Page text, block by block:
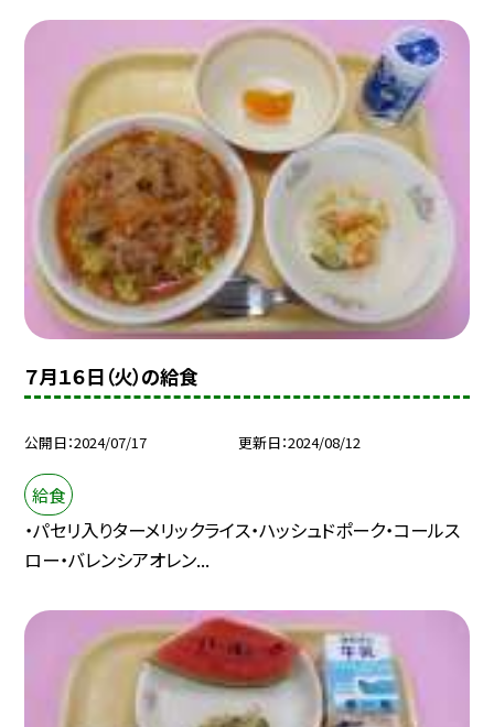
７月１６日（火）の給食
公開日 2024/07/17 更新日 2024/08/12
給食
・パセリ入りターメリックライス・ハッシュドポーク・コールス
ロー・バレンシアオレン...